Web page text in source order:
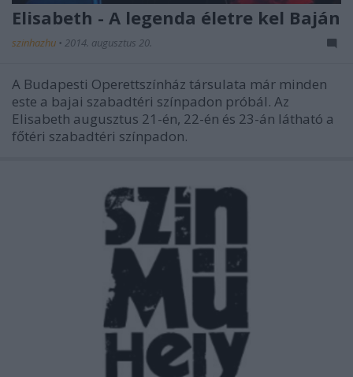
Elisabeth - A legenda életre kel Baján
szinhazhu • 2014. augusztus 20.
A Budapesti Operettszínház társulata már minden
este a bajai szabadtéri színpadon próbál. Az
Elisabeth augusztus 21-én, 22-én és 23-án látható a
főtéri szabadtéri színpadon.